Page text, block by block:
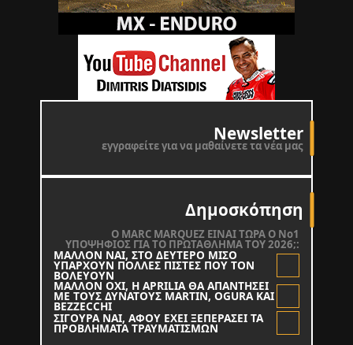
Newsletter
εγγραφείτε για να μαθαίνετε τα νέα μας
Δημοσκόπηση
O MARC MARQUEZ ΕΙΝΑΙ ΤΩΡΑ Ο Νο1
ΥΠΟΨΗΦΙΟΣ ΓΙΑ ΤΟ ΠΡΩΤΑΘΛΗΜΑ ΤΟΥ 2026;:
ΜΑΛΛΟΝ ΝΑΙ, ΣΤΟ ΔΕΥΤΕΡΟ ΜΙΣΟ
ΥΠΑΡΧΟΥΝ ΠΟΛΛΕΣ ΠΙΣΤΕΣ ΠΟΥ ΤΟΝ
ΒΟΛΕΥΟΥΝ
ΜΑΛΛΟΝ ΟΧΙ, Η APRILIA ΘΑ ΑΠΑΝΤΗΣΕΙ
ΜΕ ΤΟΥΣ ΔΥΝΑΤΟΥΣ MARTIN, OGURA KAI
BEZZECCHI
ΣΙΓΟΥΡΑ ΝΑΙ, ΑΦΟΥ ΕΧΕΙ ΞΕΠΕΡΑΣΕΙ ΤΑ
ΠΡΟΒΛΗΜΑΤΑ ΤΡΑΥΜΑΤΙΣΜΩΝ